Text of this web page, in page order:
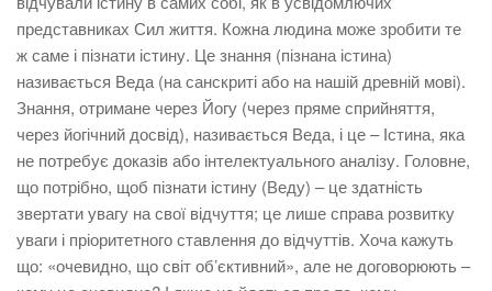
представниках Сил життя. Кожна людина може зробити те
ж саме і пізнати істину. Це знання (пізнана істина)
називається Веда (на санскриті або на нашій древній мові).
Знання, отримане через Йогу (через пряме сприйняття,
через йогічний досвід), називається Веда, і це – Істина, яка
не потребує доказів або інтелектуального аналізу. Головне,
що потрібно, щоб пізнати істину (Веду) – це здатність
звертати увагу на свої відчуття; це лише справа розвитку
уваги і пріоритетного ставлення до відчуттів. Хоча кажуть
що: «очевидно, що світ об’єктивний», але не договорюють –